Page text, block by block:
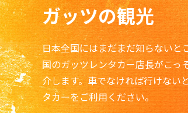
ガッツの観光
日本全国にはまだまだ知らない
国のガッツレンタカー店長がこっ
介します。車でなければ行けない
タカーをご利用ください。